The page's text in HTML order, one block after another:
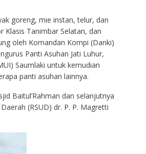
goreng, mie instan, telur, dan
Klasis Tanimbar Selatan, dan
oleh Komandan Kompi (Danki)
Panti Asuhan Jati Luhur,
Saumlaki untuk kemudian
panti asuhan lainnya.
Baitul’Rahman dan selanjutnya
(RSUD) dr. P. P. Magretti